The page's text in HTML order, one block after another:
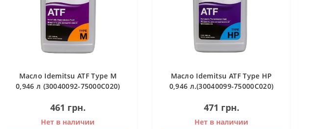
Масло Idemitsu ATF Type M
0,946 л (30040092-75000C020)
АКПП
461 грн.
Нет в наличии
Масло Idemitsu ATF Type HP
0,946 л.(30040099-75000C020)
АКПП
471 грн.
Нет в наличии